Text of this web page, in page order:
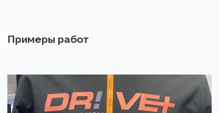
Примеры работ